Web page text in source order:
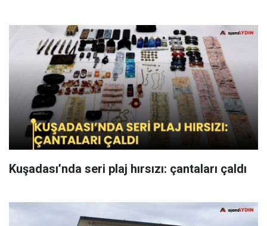
Kuşadası’nda seri plaj hırsızı: çantaları çaldı